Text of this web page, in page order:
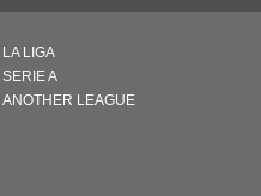
LA LIGA
SERIE A
ANOTHER LEAGUE